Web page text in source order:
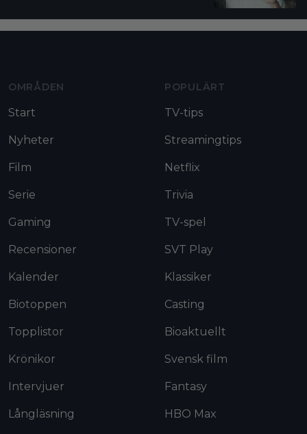
OMRÅDEN
Start
Nyheter
Film
Serie
Gaming
Recensioner
Kalender
Biotoppen
Topplistor
Krönikor
Intervjuer
Långläsning
POPULÄRT
TV-tips
Streamingtips
Netflix
Trivia
TV-spel
SVT Play
Klassiker
Casting
Bioaktuellt
Svensk film
Fantasy
HBO Max